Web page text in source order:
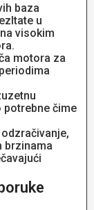
baza
u
visokim
motora za
potrebne čime
brzinama